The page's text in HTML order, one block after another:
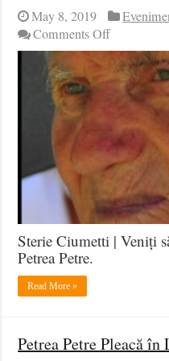
May 8, 2019
Comments Offon
Mai
–
Martirului
Legionar
Petrea
Petre
Sterie Ciumetti | Veniți
Petrea Petre.
Read More »
Petrea Petre Pleacă în